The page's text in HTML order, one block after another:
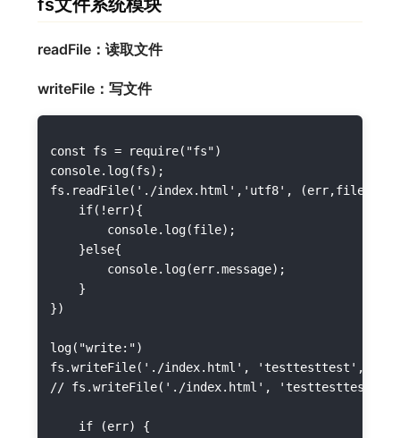
readFile：读取文件
writeFile：写文件
const fs = require("fs")
console.log(fs);
fs.readFile('./index.html','utf8', (err,file) =>
    if(!err){
        console.log(file);
    }else{
        console.log(err.message);
    }
})
log("write:")
fs.writeFile('./index.html', 'testtesttest',
// fs.writeFile('./index.html', 'testtesttest',
    if (err) {